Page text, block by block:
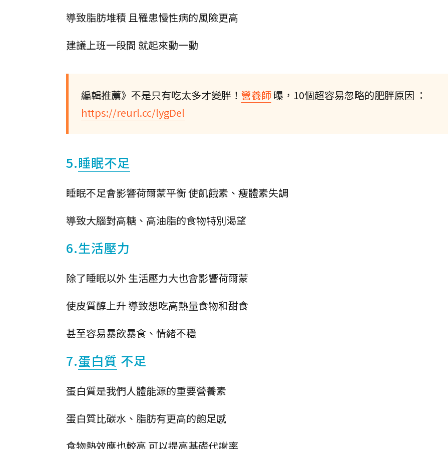
導致脂肪堆積 且罹患慢性病的風險更高
建議上班一段間 就起來動一動
編輯推薦》不是只有吃太多才變胖！ 營養師曝，10個超容易忽略的肥胖原因 ：
https://reurl.cc/lygDel
5.睡眠不足
睡眠不足會影響荷爾蒙平衡 使飢餓素、瘦體素失調
導致大腦對高糖、高油脂的食物特別渴望
6.生活壓力
除了睡眠以外 生活壓力大也會影響荷爾蒙
使皮質醇上升 導致想吃高熱量食物和甜食
甚至容易暴飲暴食、情緒不穩
7.蛋白質 不足
蛋白質是我們人體能源的重要營養素
蛋白質比碳水、脂肪有更高的飽足感
食物熱效應也較高 可以提高基礎代謝率